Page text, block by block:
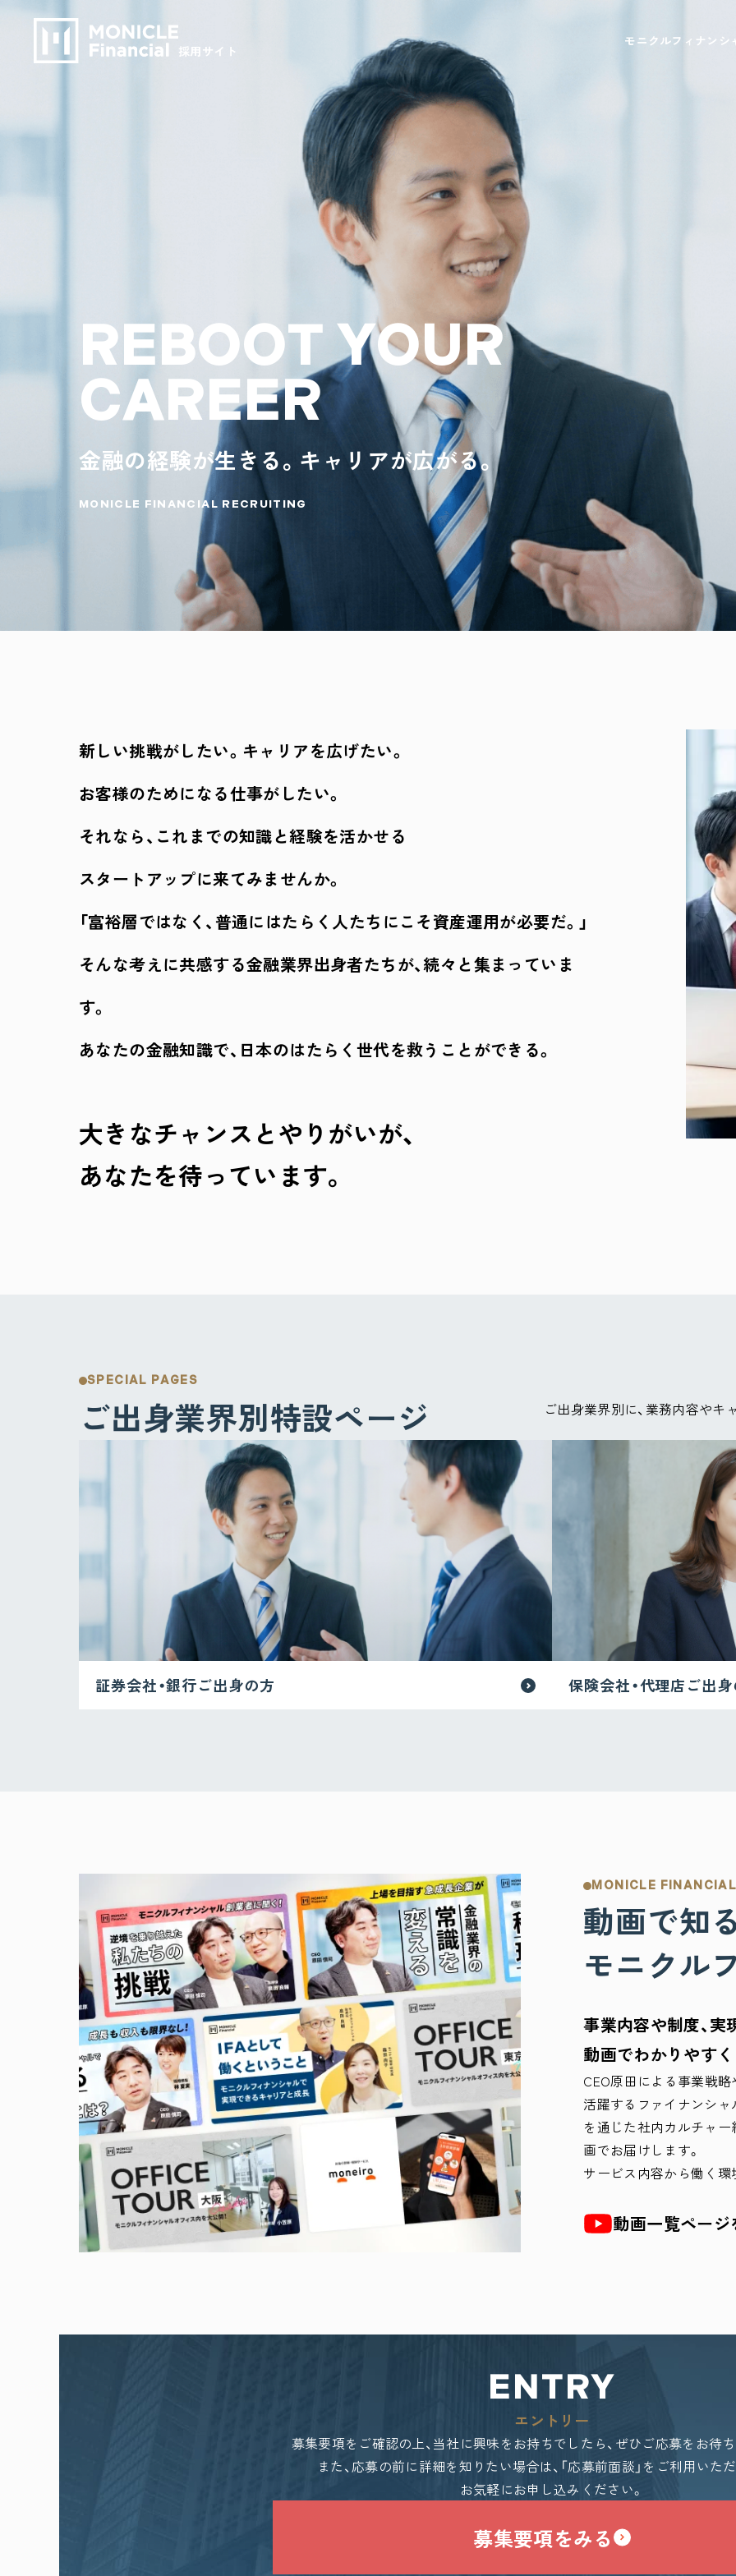
採用サイト
モニクルフィナンシ
REBOOT YOUR
CAREER
金融の経験が生きる。キャリアが広がる。
MONICLE FINANCIAL RECRUITING
新しい挑戦がしたい。キャリアを広げたい。
お客様のためになる仕事がしたい。
それなら、これまでの知識と経験を活かせる
スタートアップに来てみませんか。
「富裕層ではなく、普通にはたらく人たちにこそ資産運用が必要だ。」
そんな考えに共感する金融業界出身者たちが、続々と集まっていま
す。
あなたの金融知識で、日本のはたらく世代を救うことができる。
大きなチャンスとやりがいが、
あなたを待っています。
SPECIAL PAGES
ご出身業界別特設ページ ご出身業界別に、業務内容やキ
証券会社・銀行ご出身の方 保険会社・代理店ご出
MONICLE
動画で知
モニクル
事業内容や制度、
動画でわかりやす
CEO原田による事業戦略
活躍するファイナンシ
を通じた社内カルチャ
画でお届けします。
サービス内容から働く環
動画一覧ページ
ENTRY
エントリー
募集要項をご確認の上、当社に興味をお持ちでしたら、ぜひご応募をお待
また、応募の前に詳細を知りたい場合は、「応募前面談」をご利用いた
お気軽にお申し込みください。
募集要項をみる